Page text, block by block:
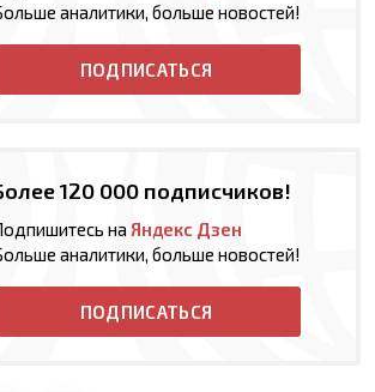
аналитики, больше новостей!
ПОДПИСАТЬСЯ
120 000 подписчиков!
на Яндекс Дзен
аналитики, больше новостей!
ПОДПИСАТЬСЯ